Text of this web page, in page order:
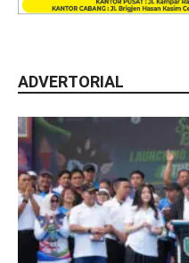
ADVERTORIAL